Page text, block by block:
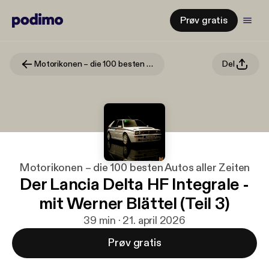
Prøv gratis
Motorikonen – die 100 besten Autos aller Zeiten Del
Motorikonen – die 100 besten Autos aller Zeiten
Der Lancia Delta HF Integrale -
mit Werner Blättel (Teil 3)
39 min · 21. april 2026
Prøv gratis